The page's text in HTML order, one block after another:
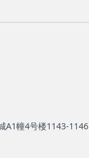
A1幢4号楼1143-1146